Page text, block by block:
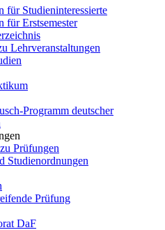
für Studieninteressierte
für Erstsemester
Lehrveranstaltungen
Programm deutscher
Prüfungen
Studienordnungen
Prüfung
DaF